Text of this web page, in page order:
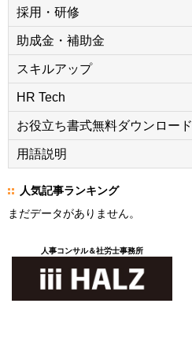
採用・研修
助成金・補助金
スキルアップ
HR Tech
お役立ち書式無料ダウンロード
用語説明
人気記事ランキング
まだデータがありません。
人事コンサル＆社労士事務所